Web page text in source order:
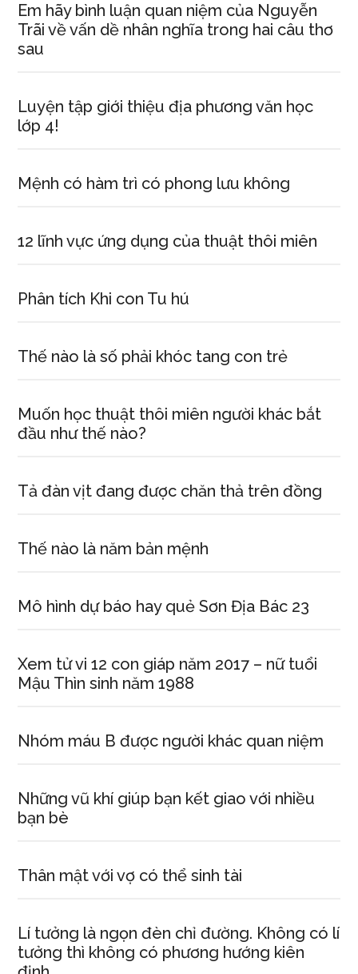
Em hãy bình luận quan niệm của Nguyễn
Trãi về vấn dề nhân nghĩa trong hai câu thơ
sau
Luyện tập giới thiệu địa phương văn học
lớp 4!
Mệnh có hàm trì có phong lưu không
12 lĩnh vực ứng dụng của thuật thôi miên
Phân tích Khi con Tu hú
Thế nào là số phải khóc tang con trẻ
Muốn học thuật thôi miên người khác bắt
đầu như thế nào?
Tả đàn vịt đang được chăn thả trên đồng
Thế nào là năm bản mệnh
Mô hình dự báo hay quẻ Sơn Địa Bác 23
Xem tử vi 12 con giáp năm 2017 – nữ tuổi
Mậu Thìn sinh năm 1988
Nhóm máu B được người khác quan niệm
Những vũ khí giúp bạn kết giao với nhiều
bạn bè
Thân mật với vợ có thể sinh tài
Lí tưởng là ngọn đèn chỉ đường. Không có lí
tưởng thì không có phương hướng kiên